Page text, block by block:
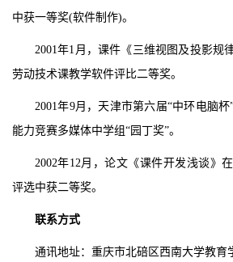
中获一等奖(软件制作)。
2001年1 月，课件《三维视图及投影规
劳动技术课教学软件评比二等奖。
2001年9月，天津市第六届“中环电脑
能力竞赛多媒体中学组“园丁奖”。
2002年12月，论文《课件开发浅谈》
评选中获二等奖。
联系方式
通讯地址：重庆市北碚区西南大学教育